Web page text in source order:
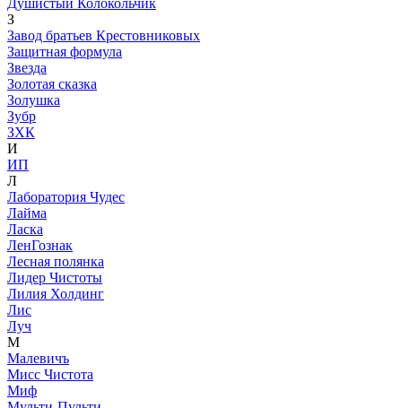
Душистый Колокольчик
З
Завод братьев Крестовниковых
Защитная формула
Звезда
Золотая сказка
Золушка
Зубр
ЗХК
И
ИП
Л
Лаборатория Чудес
Лайма
Ласка
ЛенГознак
Лесная полянка
Лидер Чистоты
Лилия Холдинг
Лис
Луч
М
Малевичъ
Мисс Чистота
Миф